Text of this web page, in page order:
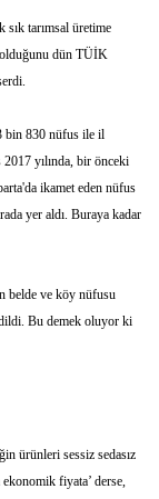
sık tarımsal üretime
olduğunu dün TÜİK
bin 830 nüfus ile il
2017 yılında, bir önceki
ikamet eden nüfus
yer aldı. Buraya kadar
belde ve köy nüfusu
Bu demek oluyor ki
ürünleri sessiz sedasız
fiyata’ derse,